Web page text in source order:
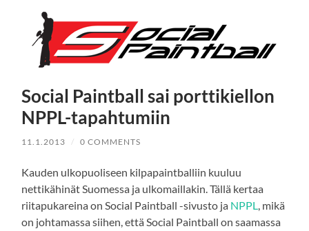
Social Paintball sai porttikiellon
NPPL-tapahtumiin
11.1.2013 / 0 COMMENTS
Kauden ulkopuoliseen kilpapaintballiin kuuluu
nettikähinät Suomessa ja ulkomaillakin. Tällä kertaa
riitapukareina on Social Paintball -sivusto ja NPPL, mikä
on johtamassa siihen, että Social Paintball on saamassa